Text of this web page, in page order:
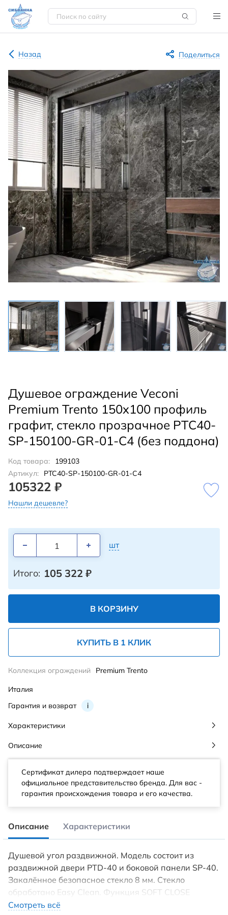
Назад Поделиться
Душевое ограждение Veconi
Premium Trento 150x100 профиль
графит, стекло прозрачное PTC40-
SP-150100-GR-01-C4 (без поддона)
Код товара:
199103
Артикул:
PTC40-SP-150100-GR-01-C4
105322 ₽
Нашли дешевле?
шт
Итого: 105 322 ₽
В КОРЗИНУ
КУПИТЬ В 1 КЛИК
Гарантия и возврат i
Коллекция ограждений Premium Trento
Италия
Характеристики
Описание
Сертификат дилера подтверждает наше
официальное представительство бренда. Для вас -
гарантия происхождения товара и его качества.
Описание Характеристики
Душевой угол раздвижной. Модель состоит из
раздвижной двери PTD-40 и боковой панели SP-40.
Закалённое безопасное стекло 8 мм. Стекло
обработано Easy Clean. Функция SOFT CLOSE
(доводчик). Профиль анодированный алюминий.
Смотреть всё